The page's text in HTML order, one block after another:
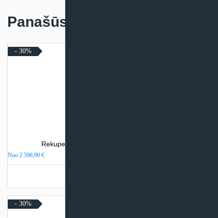
Panašūs produktai
- 30%
Rekuperatorius Komfovent Domekt R 600 H
Nuo 2 596,90 €
- 30%